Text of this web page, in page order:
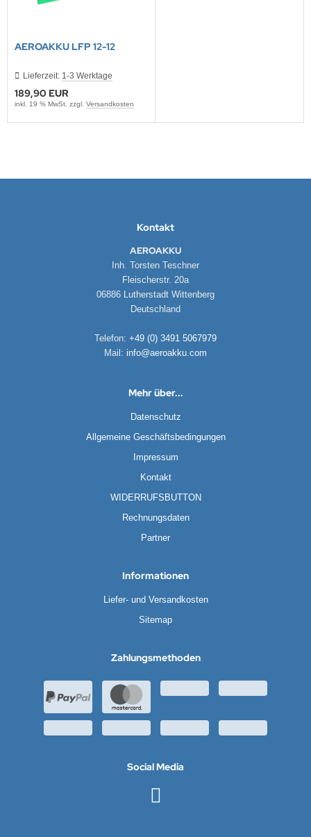
AEROAKKU LFP 12-12
Lieferzeit: 1-3 Werktage
189,90 EUR
inkl. 19 % MwSt. zzgl. Versandkosten
Kontakt
AEROAKKU
Inh. Torsten Teschner
Fleischerstr. 20a
06886 Lutherstadt Wittenberg
Deutschland
Telefon: +49 (0) 3491 5067979
Mail: info@aeroakku.com
Mehr über...
Datenschutz
Allgemeine Geschäftsbedingungen
Impressum
Kontakt
WIDERRUFSBUTTON
Rechnungsdaten
Partner
Informationen
Liefer- und Versandkosten
Sitemap
Zahlungsmethoden
Social Media